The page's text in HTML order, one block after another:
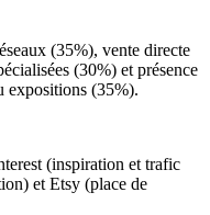
(35%), vente directe
(30%) et présence
expositions (35%).
(inspiration et trafic
et Etsy (place de